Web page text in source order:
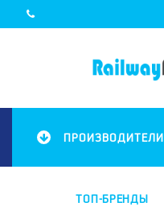
ПРОИЗВОДИТЕЛИ
ТОП-БРЕНДЫ